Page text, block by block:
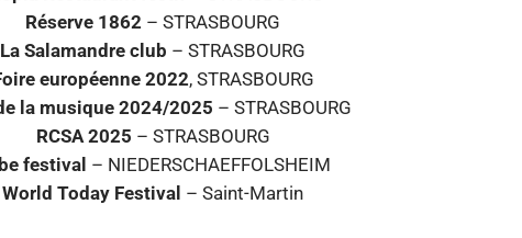
Réserve 1862 – STRASBOURG
La Salamandre club – STRASBOURG
européenne 2022, STRASBOURG
la musique 2024/2025 – STRASBOURG
RCSA 2025 – STRASBOURG
festival – NIEDERSCHAEFFOLSHEIM
World Today Festival – Saint-Martin